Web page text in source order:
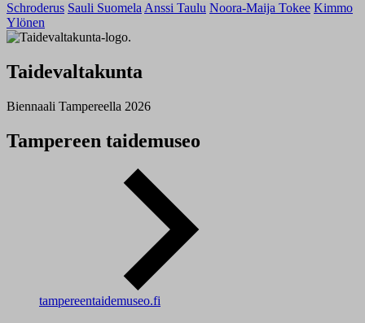
Schroderus Sauli Suomela Anssi Taulu Noora-Maija Tokee Kimmo
Ylönen
Taidevaltakunta
Biennaali Tampereella 2026
Tampereen taidemuseo
tampereentaidemuseo.fi